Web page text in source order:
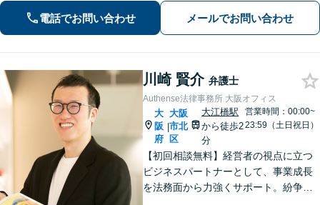
が一番大事にしたい想いを丁寧に伺
い、納得のいく最善の解決策をご提案
いたします。【WEB面談可能】
電話でお問い合わせ メールでお問い合わせ
川崎 賢介 弁護士
Authense法律事務所 大阪オフィス
大
阪
府
|
大阪
市北
区
大江橋駅
から徒歩2
分
営業時間：00:00~
23:59（土日祝日）
【初回相談無料】経営者の視点に立つ
ビジネスパートナーとして、事業成長
を法務面から力強くサポート。紛争を